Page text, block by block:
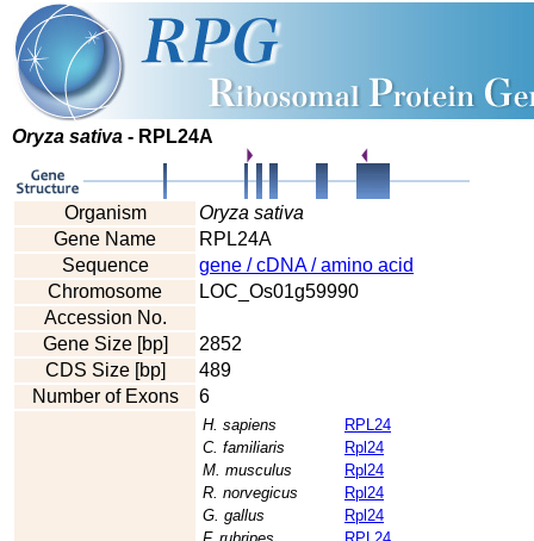
Oryza sativa - RPL24A
Organism
Oryza sativa
Gene Name
RPL24A
Sequence
gene / cDNA / amino acid
Chromosome
LOC_Os01g59990
Accession No.
Gene Size [bp]
2852
CDS Size [bp]
489
Number of Exons
6
H. sapiens
RPL24
C. familiaris
Rpl24
M. musculus
Rpl24
R. norvegicus
Rpl24
G. gallus
Rpl24